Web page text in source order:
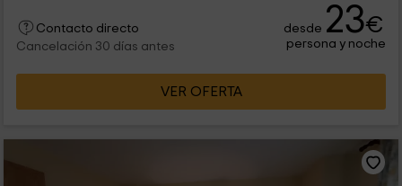
Contacto directo
Cancelación 30 días antes
desde 23€
persona y noche
VER OFERTA